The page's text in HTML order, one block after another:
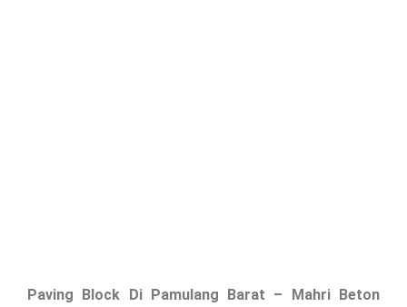
Paving Block Di Pamulang Barat – Mahri Beton